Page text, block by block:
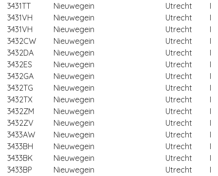
3431TT
Nieuwegein Utrecht
3431VH
Nieuwegein Utrecht
3431VH
Nieuwegein Utrecht
3432CW
Nieuwegein Utrecht
3432DA
Nieuwegein Utrecht
3432ES
Nieuwegein Utrecht
3432GA
Nieuwegein Utrecht
3432TG
Nieuwegein Utrecht
3432TX
Nieuwegein Utrecht
3432ZM
Nieuwegein Utrecht
3432ZV
Nieuwegein Utrecht
3433AW
Nieuwegein Utrecht
3433BH
Nieuwegein Utrecht
3433BK
Nieuwegein Utrecht
3433BP
Nieuwegein Utrecht